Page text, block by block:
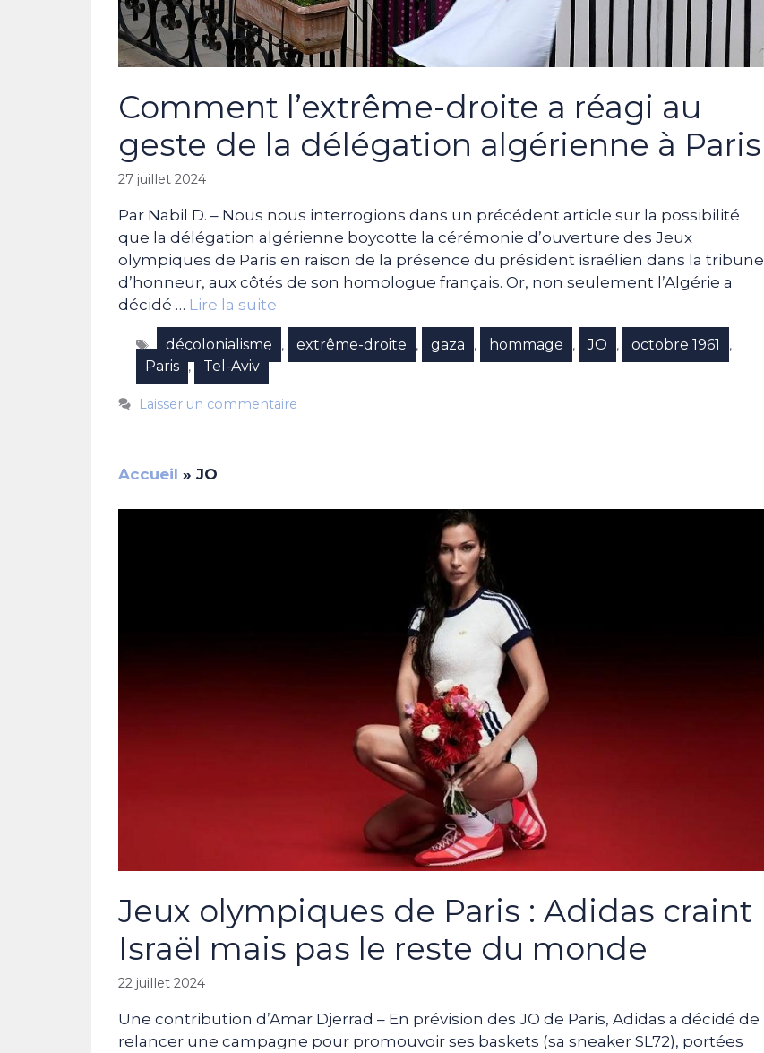
Comment l’extrême-droite a réagi au
geste de la délégation algérienne à Paris
27 juillet 2024
Par Nabil D. – Nous nous interrogions dans un précédent article sur la possibilité
que la délégation algérienne boycotte la cérémonie d’ouverture des Jeux
olympiques de Paris en raison de la présence du président israélien dans la tribune
d’honneur, aux côtés de son homologue français. Or, non seulement l’Algérie a
décidé … Lire la suite
Étiquettes
décolonialisme , extrême-droite , gaza , hommage , JO , octobre 1961 ,
Paris , Tel-Aviv
Laisser un commentaire
Accueil » JO
Jeux olympiques de Paris : Adidas craint
Israël mais pas le reste du monde
22 juillet 2024
Une contribution d’Amar Djerrad – En prévision des JO de Paris, Adidas a décidé de
relancer une campagne pour promouvoir ses baskets (sa sneaker SL72), portées